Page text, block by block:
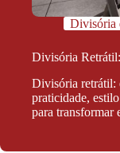
Divisória
Divisória
Divisória retrátil:
praticidade,
para transformar